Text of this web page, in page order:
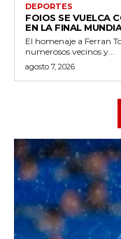
DEPORTES
FOIOS SE VUELCA
EN LA FINAL
El homenaje a Ferran
numerosos vecinos y...
agosto 7, 2026